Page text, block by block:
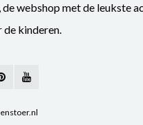
de webshop met de leukste
de kinderen.